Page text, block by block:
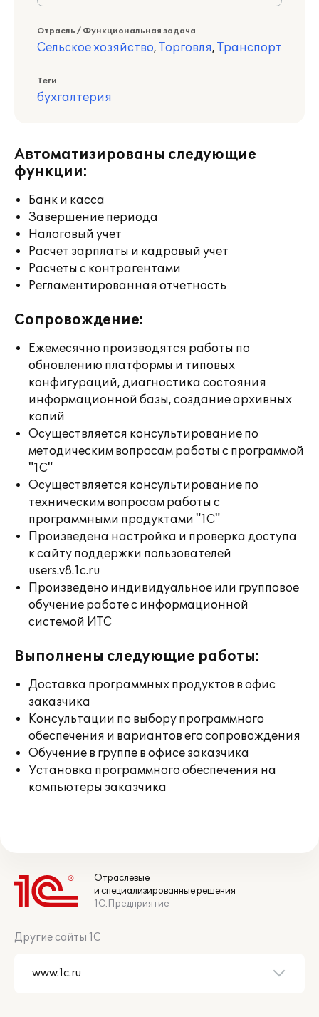
Отрасль / Функциональная задача
Сельское хозяйство, Торговля, Транспорт
Теги
бухгалтерия
Автоматизированы следующие
функции:
Банк и касса
Завершение периода
Налоговый учет
Расчет зарплаты и кадровый учет
Расчеты с контрагентами
Регламентированная отчетность
Сопровождение:
Ежемесячно производятся работы по
обновлению платформы и типовых
конфигураций, диагностика состояния
информационной базы, создание архивных
копий
Осуществляется консультирование по
методическим вопросам работы с программой
"1С"
Осуществляется консультирование по
техническим вопросам работы с
программными продуктами "1С"
Произведена настройка и проверка доступа
к сайту поддержки пользователей
users.v8.1c.ru
Произведено индивидуальное или групповое
обучение работе с информационной
системой ИТС
Выполнены следующие работы:
Доставка программных продуктов в офис
заказчика
Консультации по выбору программного
обеспечения и вариантов его сопровождения
Обучение в группе в офисе заказчика
Установка программного обеспечения на
компьютеры заказчика
Отраслевые
и специализированные решения
1С:Предприятие
Другие сайты 1С